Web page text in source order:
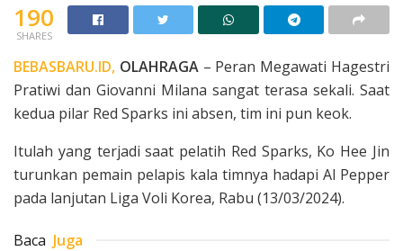
190
SHARES
BEBASBARU.ID, OLAHRAGA– Peran Megawati Hagestri
Pratiwi dan Giovanni Milana sangat terasa sekali. Saat
kedua pilar Red Sparks ini absen, tim ini pun keok.
Itulah yang terjadi saat pelatih Red Sparks, Ko Hee Jin
turunkan pemain pelapis kala timnya hadapi Al Pepper
pada lanjutan Liga Voli Korea, Rabu (13/03/2024).
Baca Juga